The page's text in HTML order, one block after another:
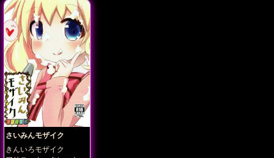
さいみんモザイク
きんいろモザイク